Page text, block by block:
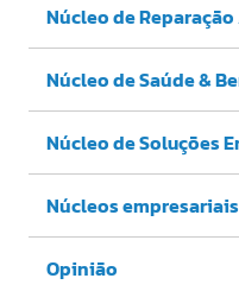
Núcleo de
Núcleo de Saúde &
Núcleo de Soluções
Núcleos empresariais
Opinião